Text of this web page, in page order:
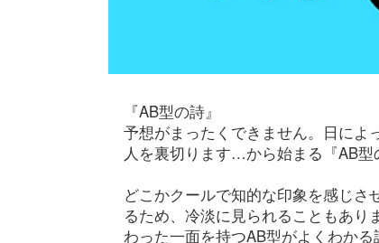
『AB型の詩』
予想がまったくできません。日によ
人を裏切ります…から始まる『AB型
どこかクールで知的な印象を感じ
るため、冷淡に見られることもあ
わった一面を持つAB型がよくわかる